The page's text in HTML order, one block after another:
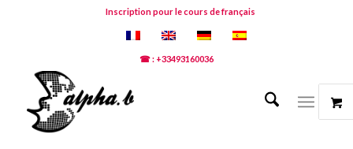
Inscription pour le cours de français
☎ : +33493160036